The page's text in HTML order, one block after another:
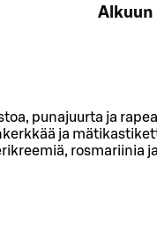
Alkuun
punajuurta ja
ja
rosmariinia